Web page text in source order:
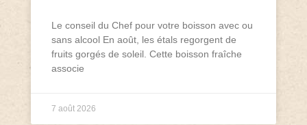
Le conseil du Chef pour votre boisson avec ou
sans alcool En août, les étals regorgent de
fruits gorgés de soleil. Cette boisson fraîche
associe
7 août 2026